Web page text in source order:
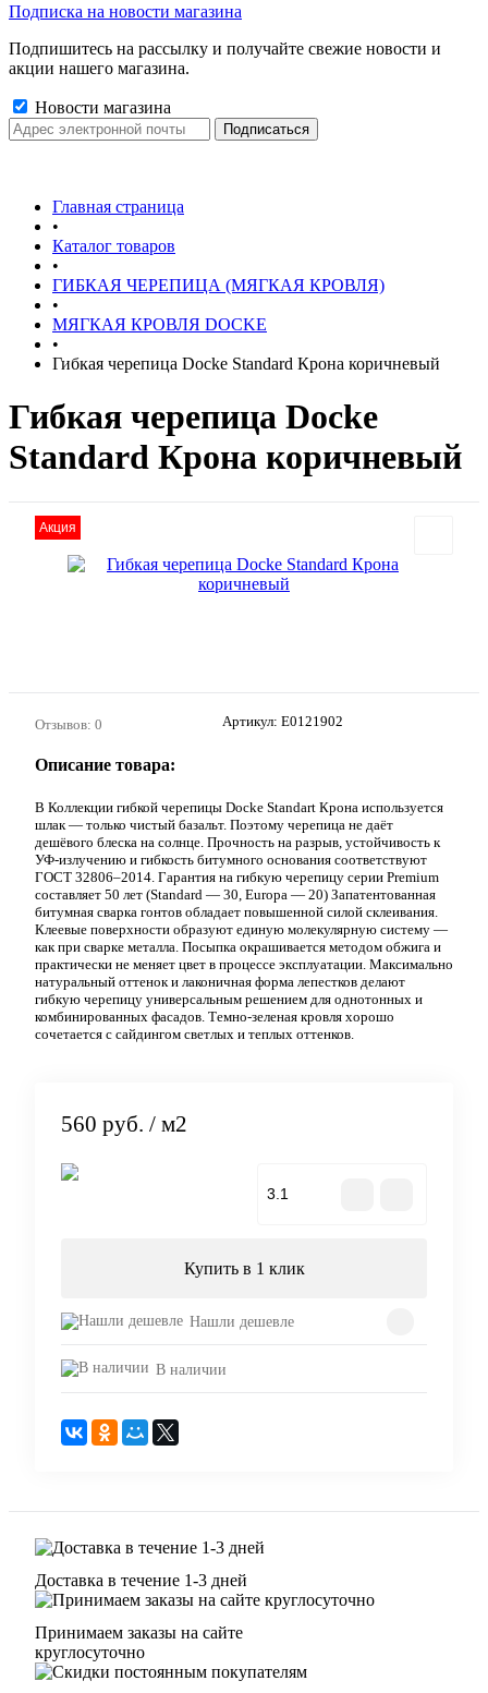
Подписка на новости магазина
Подпишитесь на рассылку и получайте свежие новости и
акции нашего магазина.
Новости магазина
Главная страница
•
Каталог товаров
•
ГИБКАЯ ЧЕРЕПИЦА (МЯГКАЯ КРОВЛЯ)
•
МЯГКАЯ КРОВЛЯ DOCKE
•
Гибкая черепица Docke Standard Крона коричневый
Гибкая черепица Docke
Standard Крона коричневый
Акция
Отзывов: 0 Артикул: E0121902
Описание товара:
В Коллекции гибкой черепицы Docke Standart Крона используется
шлак — только чистый базальт. Поэтому черепица не даёт
дешёвого блеска на солнце. Прочность на разрыв, устойчивость к
УФ-излучению и гибкость битумного основания соответствуют
ГОСТ 32806–2014. Гарантия на гибкую черепицу серии Premium
составляет 50 лет (Standard — 30, Europa — 20) Запатентованная
битумная сварка гонтов обладает повышенной силой склеивания.
Клеевые поверхности образуют единую молекулярную систему —
как при сварке металла. Посыпка окрашивается методом обжига и
практически не меняет цвет в процессе эксплуатации. Максимально
натуральный оттенок и лаконичная форма лепестков делают
гибкую черепицу универсальным решением для однотонных и
комбинированных фасадов. Темно-зеленая кровля хорошо
сочетается с сайдингом светлых и теплых оттенков.
560 руб. / м2
Купить в 1 клик
Нашли дешевле
В наличии
Доставка в течение 1-3 дней
Принимаем заказы на сайте
круглосуточно